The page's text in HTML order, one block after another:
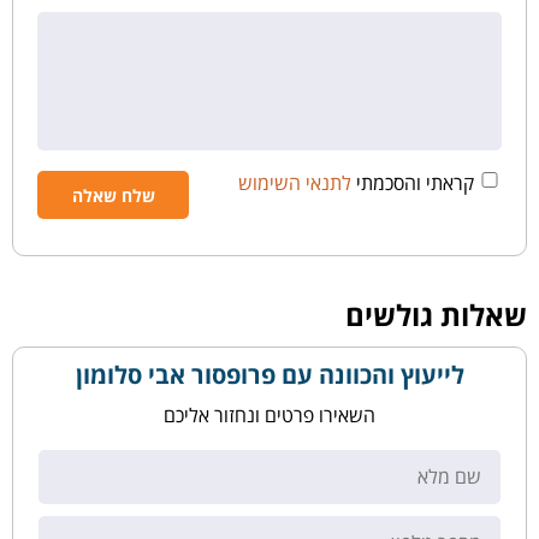
קראתי והסכמתי לתנאי השימוש
שאלות גולשים
לייעוץ והכוונה עם פרופסור אבי סלומון
השאירו פרטים ונחזור אליכם